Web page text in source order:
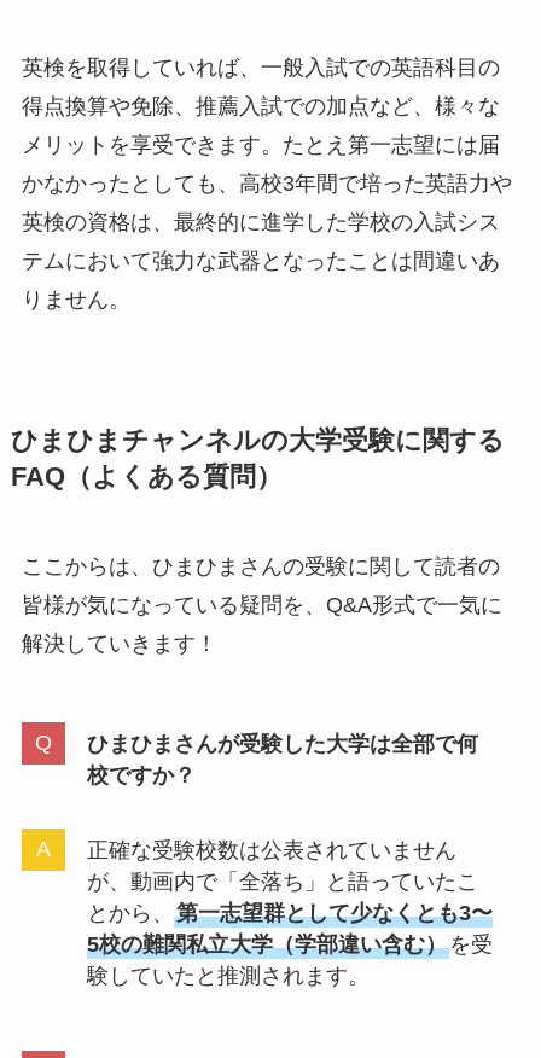
英検を取得していれば、一般入試での英語科目の
得点換算や免除、推薦入試での加点など、様々な
メリットを享受できます。たとえ第一志望には届
かなかったとしても、高校3年間で培った英語力や
英検の資格は、最終的に進学した学校の入試シス
テムにおいて強力な武器となったことは間違いあ
りません。
ひまひまチャンネルの大学受験に関する
FAQ（よくある質問）
ここからは、ひまひまさんの受験に関して読者の
皆様が気になっている疑問を、Q&A形式で一気に
解決していきます！
ひまひまさんが受験した大学は全部で何
校ですか？
正確な受験校数は公表されていません
が、動画内で「全落ち」と語っていたこ
とから、 第一志望群として少なくとも3〜
5校の難関私立大学（学部違い含む）を受
験していたと推測されます。